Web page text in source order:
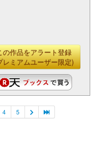
の作品をアラート登録
レミアムユーザー限定)
4 5